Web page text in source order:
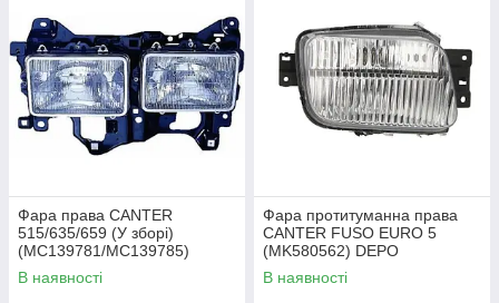
Фара права CANTER
515/635/659 (У зборі)
(MC139781/MC139785)
DEPO
В наявності
Фара протитуманна права
CANTER FUSO EURO 5
(MK580562) DEPO
В наявності